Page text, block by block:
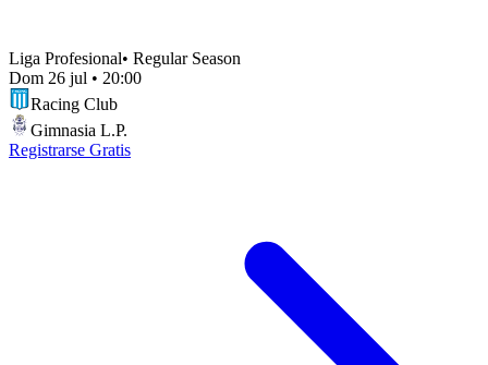
Liga Profesional• Regular Season
Dom 26 jul • 20:00
Racing Club
Gimnasia L.P.
Registrarse Gratis